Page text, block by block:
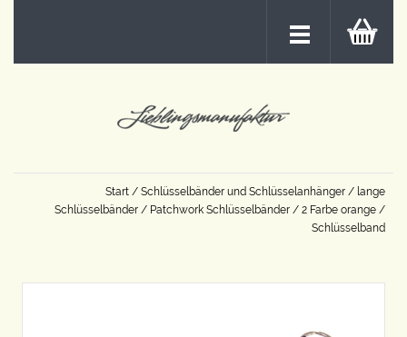
Start / Schlüsselbänder und Schlüsselanhänger / lange
Schlüsselbänder / Patchwork Schlüsselbänder / 2 Farbe orange /
Schlüsselband